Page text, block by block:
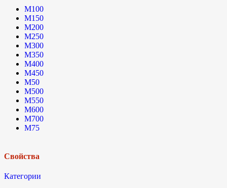
М100
М150
М200
М250
М300
М350
М400
М450
М50
М500
М550
М600
М700
М75
Свойства
Категории